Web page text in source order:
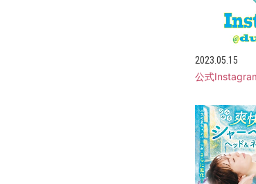
2023.05.15
公式